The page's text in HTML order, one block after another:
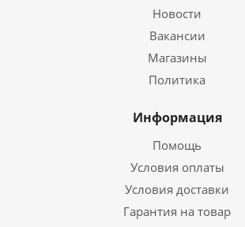
Новости
Вакансии
Магазины
Политика
Информация
Помощь
Условия оплаты
Условия доставки
Гарантия на товар